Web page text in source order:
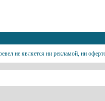
не является ни рекламой, ни